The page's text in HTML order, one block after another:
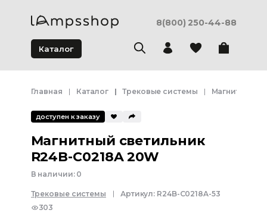
8(800) 250-44-88
Каталог
Главная Каталог Трековые системы Магнитная
доступен к заказу
Магнитный светильник
R24B-C0218A 20W
В наличии: 0
Трековые системы Артикул: R24B-C0218A-53
303